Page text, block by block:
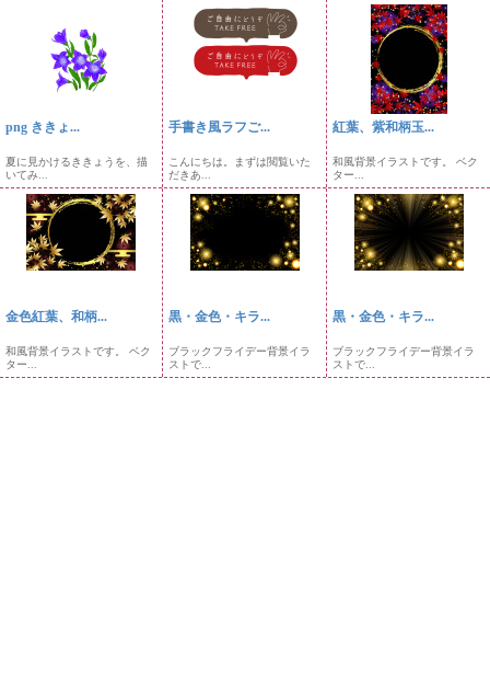
png ききょ...
夏に見かけるききょうを、描
いてみ...
手書き風ラフご...
こんにちは。まずは閲覧いた
だきあ...
紅葉、紫和柄玉...
和風背景イラストです。 ベク
ター...
金色紅葉、和柄...
和風背景イラストです。 ベク
ター...
黒・金色・キラ...
ブラックフライデー背景イラ
ストで...
黒・金色・キラ...
ブラックフライデー背景イラ
ストで...